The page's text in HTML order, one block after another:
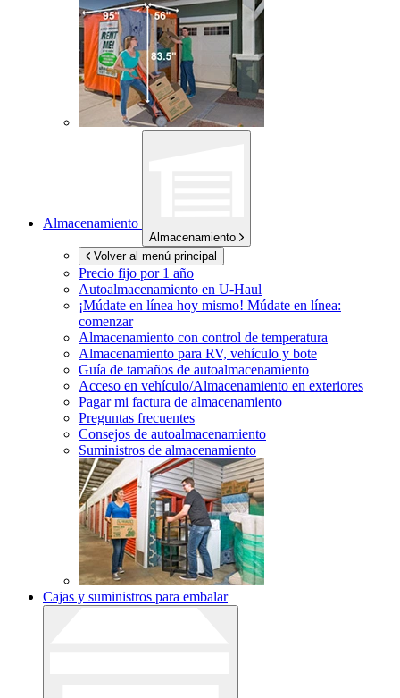
Almacenamiento
Almacenamiento
Volver al menú principal
Precio fijo por 1 año
Autoalmacenamiento en U-Haul
¡Múdate en línea hoy mismo! Múdate en línea:
comenzar
Almacenamiento con control de temperatura
Almacenamiento para RV, vehículo y bote
Guía de tamaños de autoalmacenamiento
Acceso en vehículo/Almacenamiento en exteriores
Pagar mi factura de almacenamiento
Preguntas frecuentes
Consejos de autoalmacenamiento
Suministros de almacenamiento
Cajas y suministros para embalar